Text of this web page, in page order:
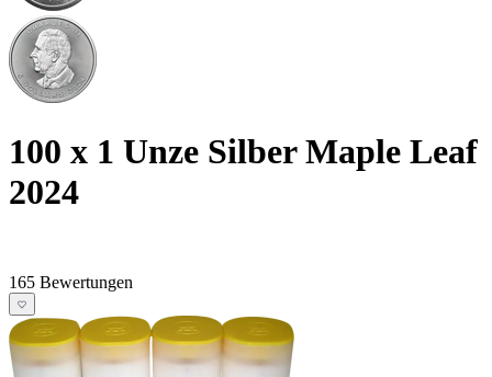
100 x 1 Unze Silber Maple Leaf
2024
165 Bewertungen